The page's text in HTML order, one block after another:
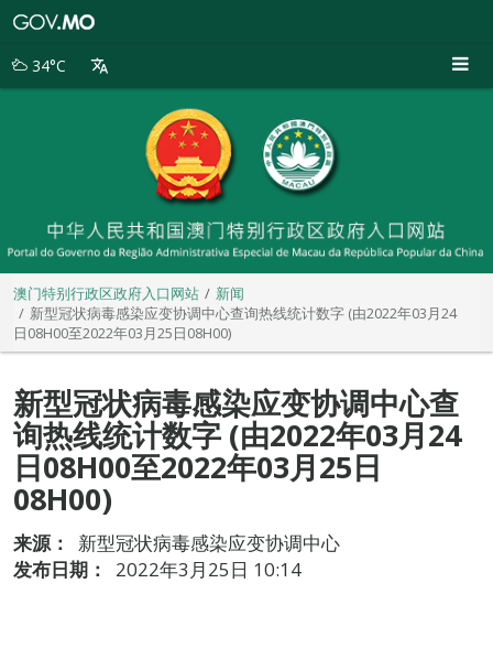
别
34°C
澳门特别行政区政府入口网站
新闻
新型冠状病毒感染应变协调中心查询热线统计数字 (由2022年03月24
日08H00至2022年03月25日08H00)
新型冠状病毒感染应变协调中心查
询热线统计数字 (由2022年03月24
日08H00至2022年03月25日
08H00)
来源：
新型冠状病毒感染应变协调中心
发布日期：
2022年3月25日 10:14